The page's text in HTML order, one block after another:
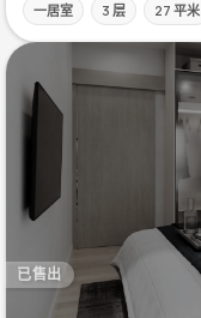
一居室 3 层 27 平米
已售出